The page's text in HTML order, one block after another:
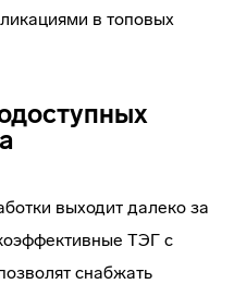
в топовых
выходит далеко за
ТЭГ с
снабжать